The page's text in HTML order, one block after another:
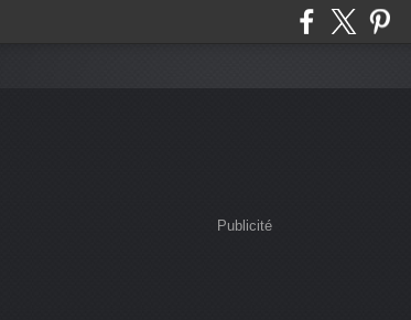
Publicité